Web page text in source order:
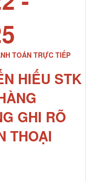
TOÁN TRỰC TIẾP
HIẾU STK
GHI RÕ
THOẠI